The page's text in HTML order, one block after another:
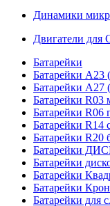
Динамики
Двигатели для
Батарейки
Батарейки
Батарейки
Батарейки
Батарейки R06
Батарейки R14
Батарейки R20
Батарейки
Батарейки
Батарейки
Батарейки
Батарейки для